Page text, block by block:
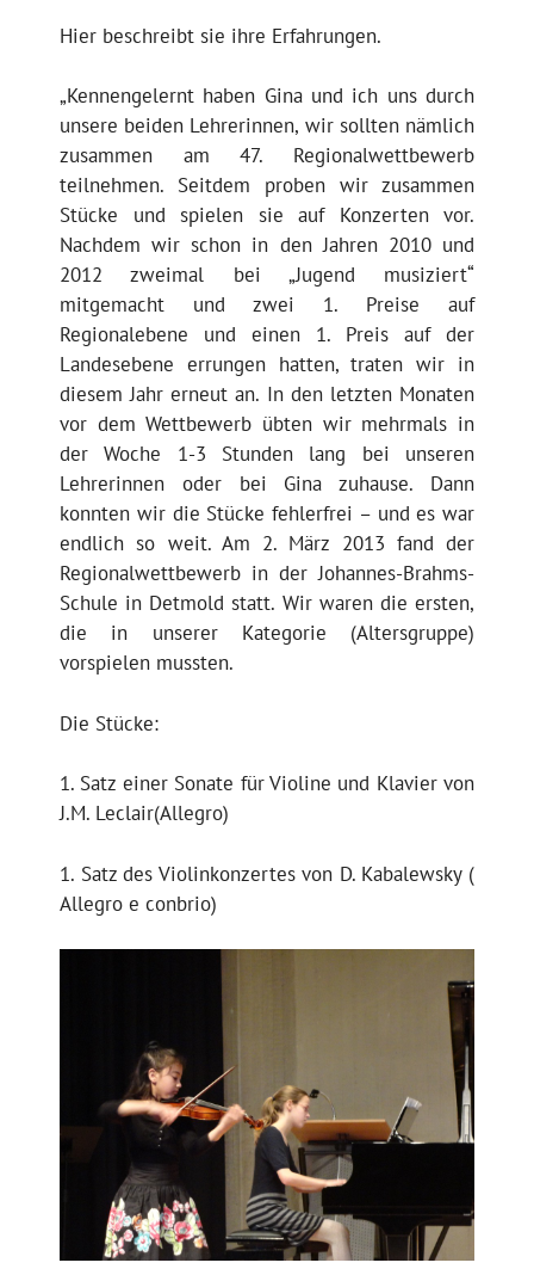
Hier beschreibt sie ihre Erfahrungen.
„Kennengelernt haben Gina und ich uns durch
unsere beiden Lehrerinnen, wir sollten nämlich
zusammen am 47. Regionalwettbewerb
teilnehmen. Seitdem proben wir zusammen
Stücke und spielen sie auf Konzerten vor.
Nachdem wir schon in den Jahren 2010 und
2012 zweimal bei „Jugend musiziert“
mitgemacht und zwei 1. Preise auf
Regionalebene und einen 1. Preis auf der
Landesebene errungen hatten, traten wir in
diesem Jahr erneut an. In den letzten Monaten
vor dem Wettbewerb übten wir mehrmals in
der Woche 1-3 Stunden lang bei unseren
Lehrerinnen oder bei Gina zuhause. Dann
konnten wir die Stücke fehlerfrei – und es war
endlich so weit. Am 2. März 2013 fand der
Regionalwettbewerb in der Johannes-Brahms-
Schule in Detmold statt. Wir waren die ersten,
die in unserer Kategorie (Altersgruppe)
vorspielen mussten.
Die Stücke:
1. Satz einer Sonate für Violine und Klavier von
J.M. Leclair(Allegro)
1. Satz des Violinkonzertes von D. Kabalewsky (
Allegro e conbrio)